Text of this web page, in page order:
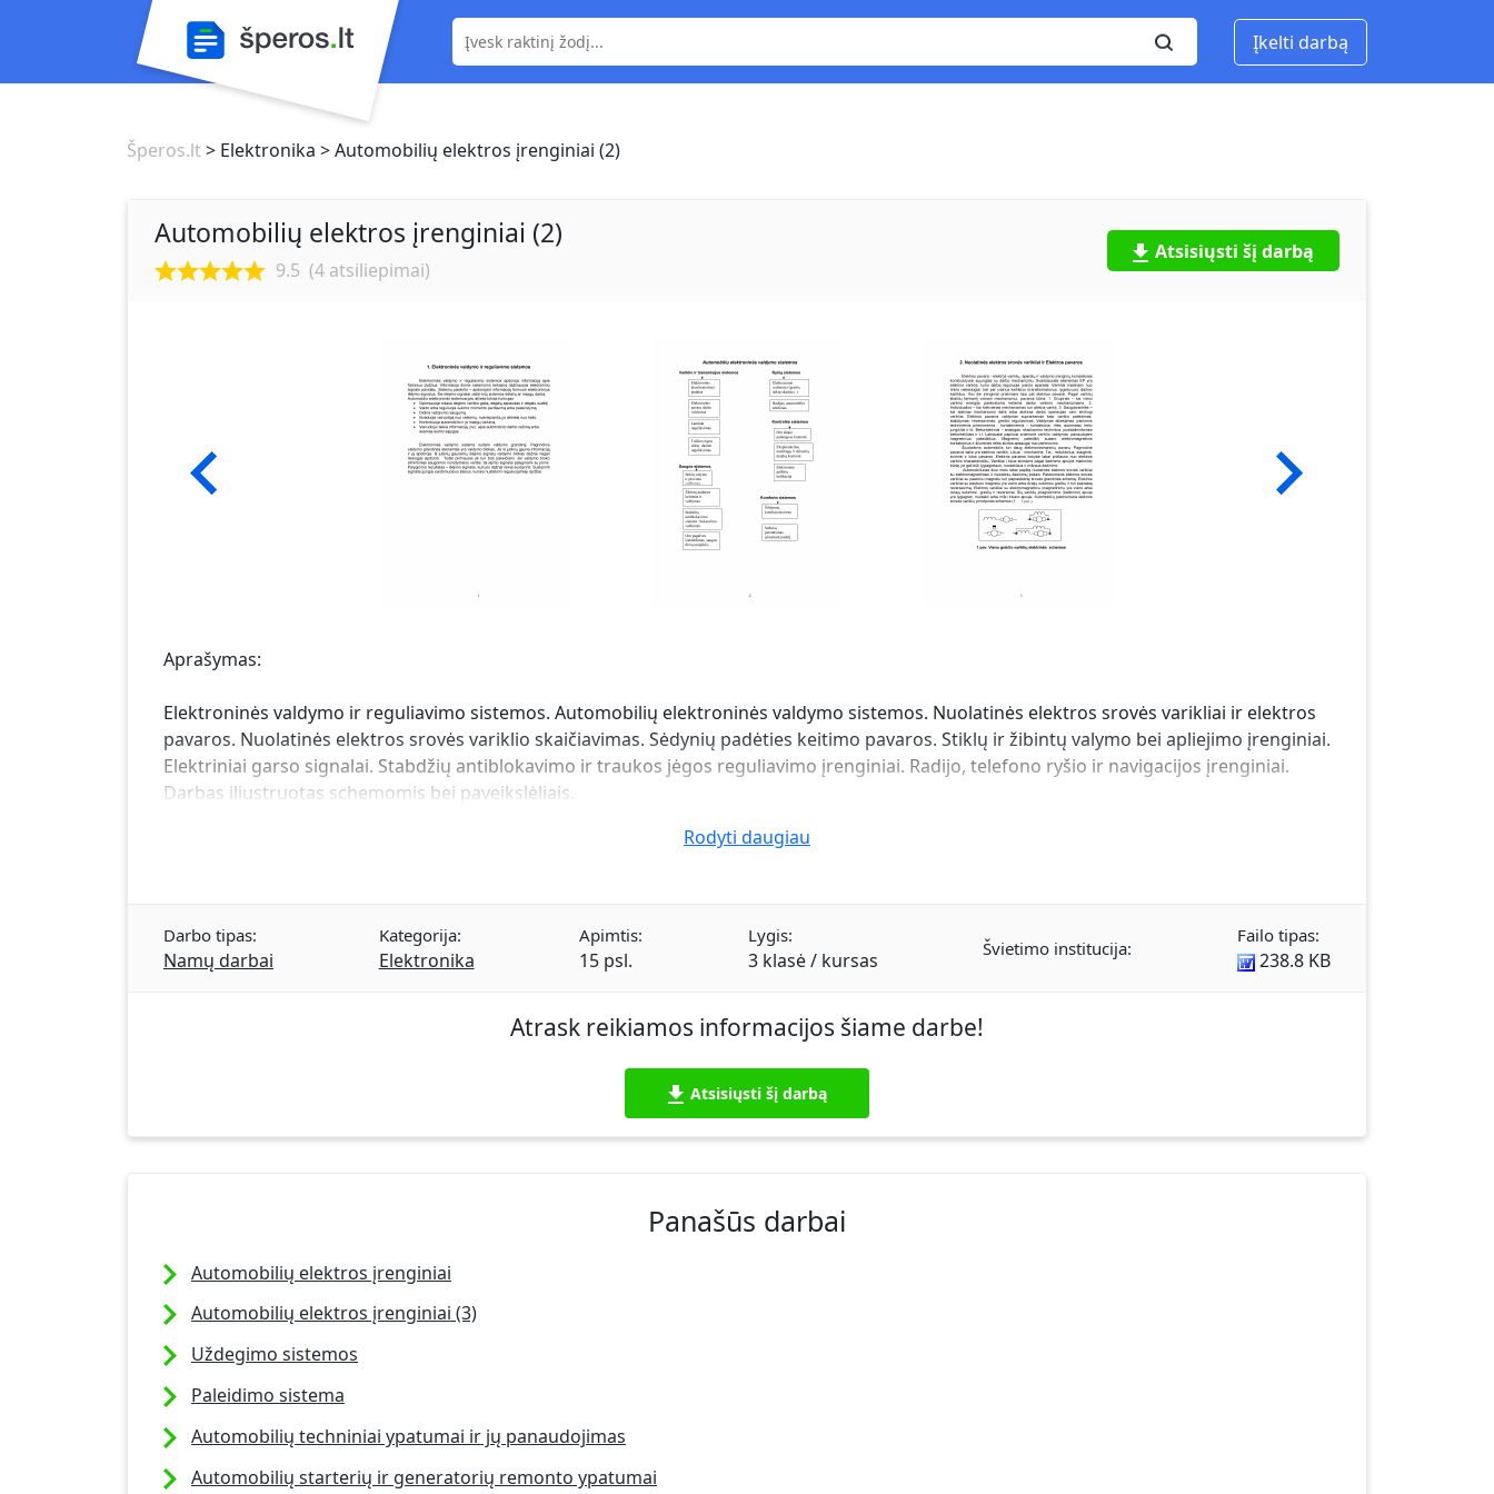
Įkelti darbą
Šperos.lt> Elektronika > Automobilių elektros įrenginiai (2)
Automobilių elektros įrenginiai (2)
9.5 (4 atsiliepimai)
Atsisiųsti šį darbą
Aprašymas:
Elektroninės valdymo ir reguliavimo sistemos. Automobilių elektroninės valdymo sistemos. Nuolatinės elektros srovės varikliai ir elektros
pavaros. Nuolatinės elektros srovės variklio skaičiavimas. Sėdynių padėties keitimo pavaros. Stiklų ir žibintų valymo bei apliejimo įrenginiai.
Elektriniai garso signalai. Stabdžių antiblokavimo ir traukos jėgos reguliavimo įrenginiai. Radijo, telefono ryšio ir navigacijos įrenginiai.
Darbas iliustruotas schemomis bei paveikslėliais.
Rodyti daugiau
Darbo tipas:
Namų darbai
Kategorija:
Elektronika
Apimtis:
15 psl.
Lygis:
3 klasė / kursas Švietimo institucija:
Failo tipas:
238.8 KB
Atrask reikiamos informacijos šiame darbe!
Atsisiųsti šį darbą
Panašūs darbai
Automobilių elektros įrenginiai
Automobilių elektros įrenginiai (3)
Uždegimo sistemos
Paleidimo sistema
Automobilių techniniai ypatumai ir jų panaudojimas
Automobilių starterių ir generatorių remonto ypatumai